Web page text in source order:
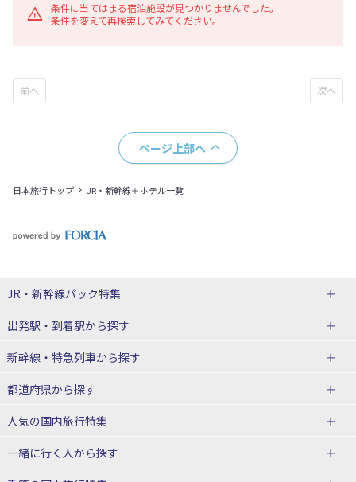
条件に当てはまる宿泊施設が見つかりませんでした。
条件を変えて再検索してみてください。
ページ上部へ
日本旅行トップ JR・新幹線＋ホテル一覧
JR・新幹線パック特集
JR・新幹線＋ホテルパック
出張パック
出発駅・到着駅から探す
秋田⇔東京 新幹線パック
仙台→東京 新幹線パック
富山⇔東京 新幹線パック
東京→仙台 新幹線パック
新幹線・特急列車から探す
北海道新幹線 旅行
山形新幹線 旅行
東海道新幹線 旅行
都道府県から探す
北海道旅行・ツアー
人気の国内旅行特集
東京ディズニーリゾート®への旅
ユニバーサル・スタジオ・ジャパ
一緒に行く人から探す